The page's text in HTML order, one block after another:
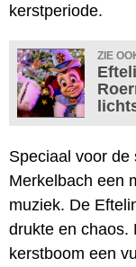
kerstperiode.
ZIE
Speciaal voor
Merkelbach een
muziek. De
drukte en chaos.
kerstboom een